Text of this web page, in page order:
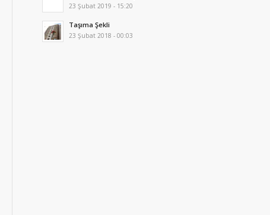
23 Şubat 2019 - 15:20
Taşıma Şekli
23 Şubat 2018 - 00:03